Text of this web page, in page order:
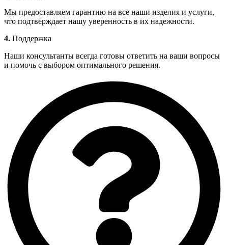
Мы предоставляем гарантию на все наши изделия и услуги,
что подтверждает нашу уверенность в их надежности.
4. Поддержка
Наши консультанты всегда готовы ответить на ваши вопросы
и помочь с выбором оптимального решения.